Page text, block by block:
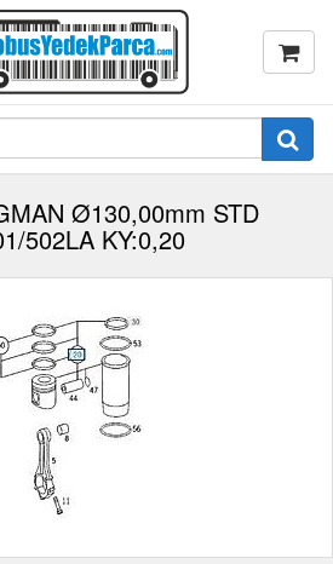
Ø130,00mm STD
502LA KY:0,20